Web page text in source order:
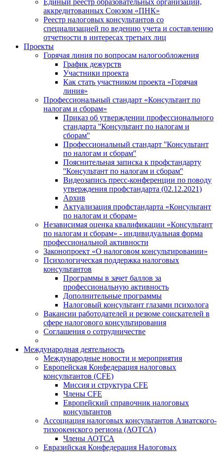
Единый реестр образовательных организаций,
аккредитованных Союзом «ПНК»
Реестр налоговых консультантов со
специализацией по ведению учета и составлению
отчетности в интересах третьих лиц
Проекты
Горячая линия по вопросам налогообложения
График дежурств
Участники проекта
Как стать участником проекта «Горячая
линия»
Профессиональный стандарт «Консультант по
налогам и сборам»
Приказ об утверждении профессионального
стандарта ''Консультант по налогам и
сборам''
Профессиональный стандарт ''Консультант
по налогам и сборам''
Пояснительная записка к профстандарту
''Консультант по налогам и сборам''
Видеозапись пресс-конференции по поводу
утверждения профстандарта (02.12.2021)
Архив
Актуализация профстандарта «Консультант
по налогам и сборам»
Независимая оценка квалификации «Консультант
по налогам и сборам» - индивидуальная форма
профессиональной активности
Законопроект «О налоговом консультировании»
Психологическая поддержка налоговых
консультантов
Программы в зачет баллов за
профессиональную активность
Дополнительные программы
Налоговый консультант глазами психолога
Вакансии работодателей и резюме соискателей в
сфере налогового консультирования
Соглашения о сотрудничестве
Международная деятельность
Международные новости и мероприятия
Европейская Конфедерация налоговых
консультантов (CFE)
Миссия и структура CFE
Члены CFE
Европейский справочник налоговых
консультантов
Ассоциация налоговых консультантов Азиатского-
тихоокенского региона (АОТСА)
Члены АОТСА
Евразийская Конфедерация Налоговых